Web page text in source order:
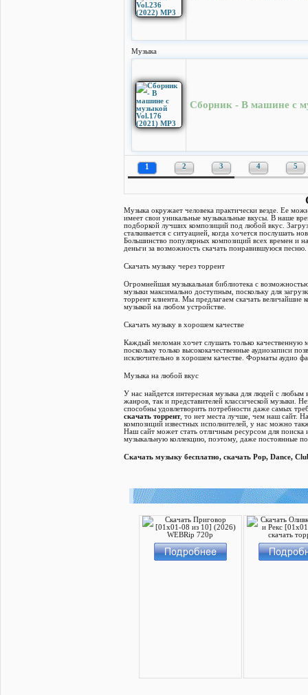
Музыка
Сборник - В машине с
1 2 3 4 5
Музыка окружает человека практически везде. Ее
имеет свои уникальные музыкальные вкусы. В наше
подборкой лучших композиций под любой вкус.
сталкивается с ситуацией, когда хочется послушать
Большинство популярных композиций всех времен и
деньги за возможность скачать понравившуюся песню.
Скачать музыку через торрент
Огромнейшая музыкальная библиотека с
музыки максимально доступным, поскольку для
торрент клиента. Мы предлагаем скачать величайшие
музыкой на любом устройстве.
Скачать музыку в хорошем качестве
Каждый меломан хочет слушать только качественную
поскольку только высококачественные аудиозаписи
исключительно в хорошем качестве. Форматы аудио
Музыка на любой вкус
У нас найдется интересная музыка для людей с
жанров, так и представителей классической музыки.
способны удовлетворить потребности даже самых
скачать торрент, то нет места лучше, чем наш сайт.
композиций известных исполнителей, у нас можно
Наш сайт может стать отличным ресурсом для
музыкальную коллекцию, поэтому, даже постоянные
Скачать музыку бесплатно, скачать Pop, Dance,